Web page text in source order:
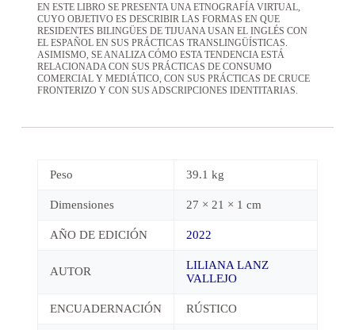
EN ESTE LIBRO SE PRESENTA UNA ETNOGRAFÍA VIRTUAL,
CUYO OBJETIVO ES DESCRIBIR LAS FORMAS EN QUE
RESIDENTES BILINGÜES DE TIJUANA USAN EL INGLÉS CON
EL ESPAÑOL EN SUS PRÁCTICAS TRANSLINGÜÍSTICAS.
ASIMISMO, SE ANALIZA CÓMO ESTA TENDENCIA ESTÁ
RELACIONADA CON SUS PRÁCTICAS DE CONSUMO
COMERCIAL Y MEDIÁTICO, CON SUS PRÁCTICAS DE CRUCE
FRONTERIZO Y CON SUS ADSCRIPCIONES IDENTITARIAS.
Peso 39.1 kg
Dimensiones 27 × 21 × 1 cm
AÑO DE EDICIÓN 2022
AUTOR
LILIANA LANZ
VALLEJO
ENCUADERNACIÓN RÚSTICO